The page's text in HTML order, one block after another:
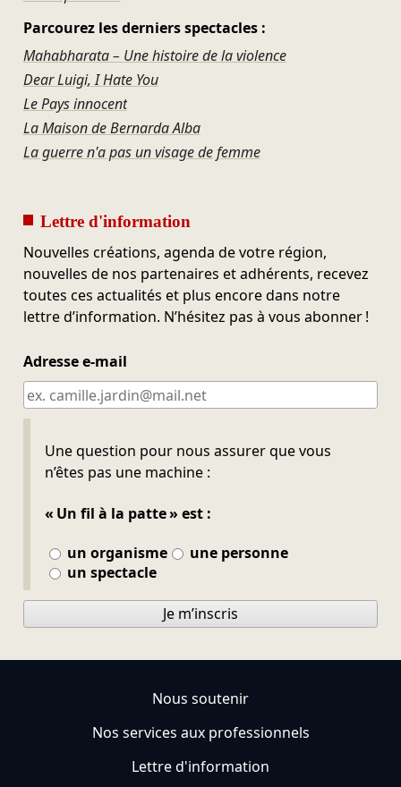
Parcourez les derniers spectacles :
Mahabharata – Une histoire de la violence
Dear Luigi, I Hate You
Le Pays innocent
La Maison de Bernarda Alba
La guerre n'a pas un visage de femme
Lettre d'information
Nouvelles créations, agenda de votre région,
nouvelles de nos partenaires et adhérents, recevez
toutes ces actualités et plus encore dans notre
lettre d’information. N’hésitez pas à vous abonner !
Adresse e-mail
Une question pour nous assurer que vous
n’êtes pas une machine :
« Un fil à la patte » est :
un organisme
une personne
un spectacle
Ne pas remplir
Je m’inscris
Nous soutenir
Nos services aux professionnels
Lettre d'information